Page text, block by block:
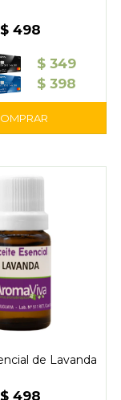
$ 498
$ 349
$ 398
de Lavanda
$ 498